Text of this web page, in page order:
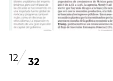
12 32